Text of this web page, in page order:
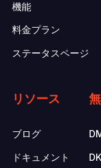
機能
料金プラン
ステータスページ
リソース
ブログ
ドキュメント